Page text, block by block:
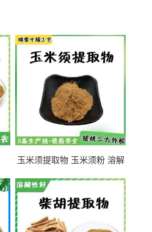
玉米须提取物 玉米须粉 溶解